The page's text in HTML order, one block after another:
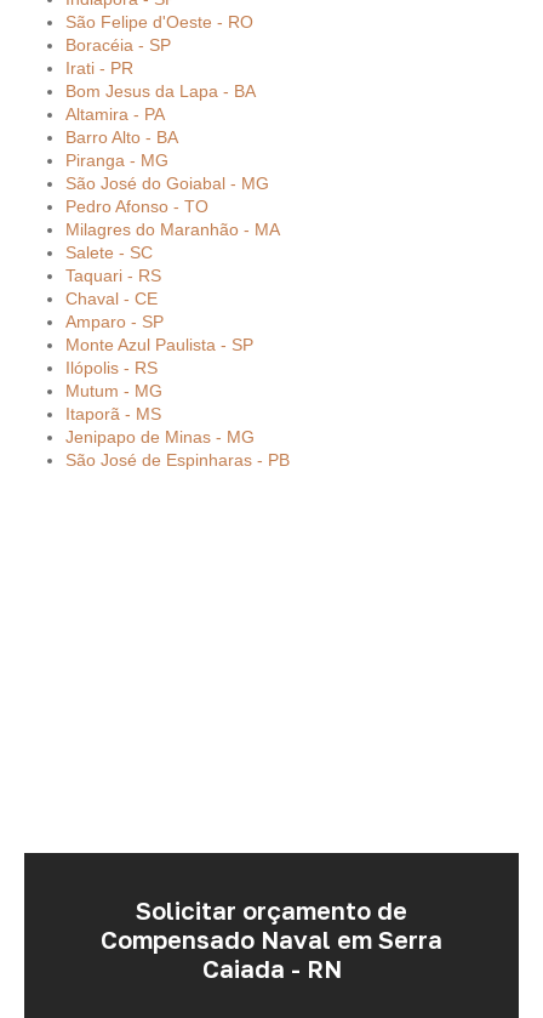
São Felipe d'Oeste - RO
Boracéia - SP
Irati - PR
Bom Jesus da Lapa - BA
Altamira - PA
Barro Alto - BA
Piranga - MG
São José do Goiabal - MG
Pedro Afonso - TO
Milagres do Maranhão - MA
Salete - SC
Taquari - RS
Chaval - CE
Amparo - SP
Monte Azul Paulista - SP
Ilópolis - RS
Mutum - MG
Itaporã - MS
Jenipapo de Minas - MG
São José de Espinharas - PB
Solicitar orçamento de
Compensado Naval em Serra
Caiada - RN